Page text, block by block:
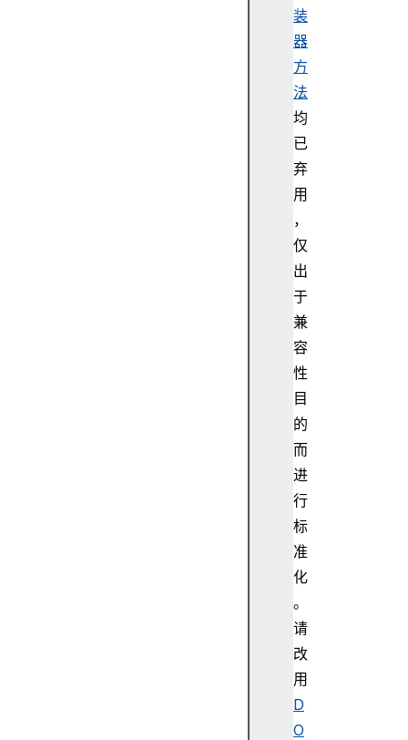
装
器
方
法
均
已
弃
用
，
仅
出
于
兼
容
性
目
的
而
进
行
标
准
化
。
请
改
用
D
O